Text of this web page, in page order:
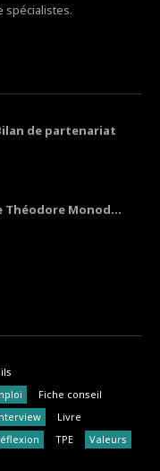
spécialistes.
de partenariat
Théodore Monod...
Fiche conseil
Livre
TPE
Valeurs